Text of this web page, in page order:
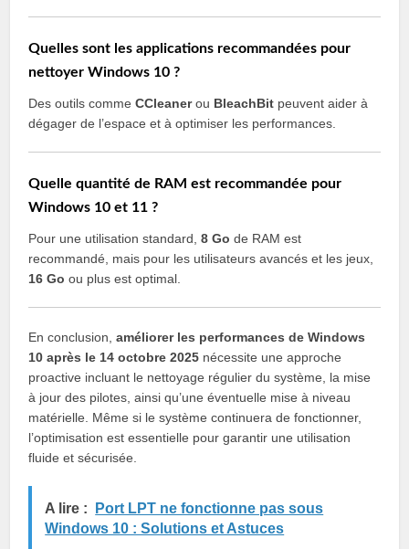
Quelles sont les applications recommandées pour
nettoyer Windows 10 ?
Des outils commeCCleanerou BleachBit peuvent aider à
dégager de l’espace et à optimiser les performances.
Quelle quantité de RAM est recommandée pour
Windows 10 et 11 ?
Pour une utilisation standard,8 Go de RAM est
recommandé, mais pour les utilisateurs avancés et les jeux,
16 Go ou plus est optimal.
En conclusion,améliorer les performances de Windows
10 après le 14 octobre 2025 nécessite une approche
proactive incluant le nettoyage régulier du système, la mise
à jour des pilotes, ainsi qu’une éventuelle mise à niveau
matérielle. Même si le système continuera de fonctionner,
l’optimisation est essentielle pour garantir une utilisation
fluide et sécurisée.
A lire :
Port LPT ne fonctionne pas sous
Windows 10 : Solutions et Astuces